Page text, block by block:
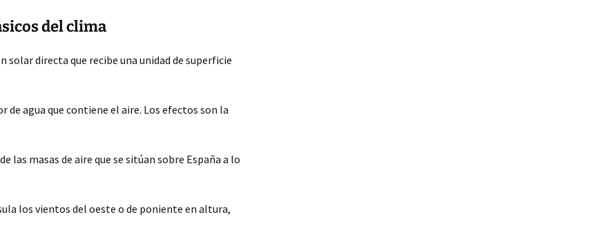
del clima
solar directa que recibe una unidad de superficie
de agua que contiene el aire. Los efectos son la
las masas de aire que se sitúan sobre España a lo
los vientos del oeste o de poniente en altura,